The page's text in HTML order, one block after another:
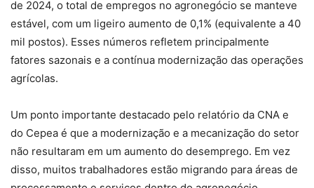
de 2024, o total de empregos no agronegócio se manteve
estável, com um ligeiro aumento de 0,1% (equivalente a 40
mil postos). Esses números refletem principalmente
fatores sazonais e a contínua modernização das operações
agrícolas.
Um ponto importante destacado pelo relatório da CNA e
do Cepea é que a modernização e a mecanização do setor
não resultaram em um aumento do desemprego. Em vez
disso, muitos trabalhadores estão migrando para áreas de